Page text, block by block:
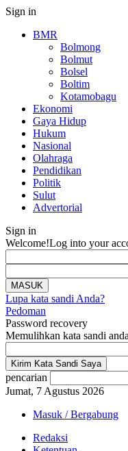
Sign in
BMR
Bolmong
Bolmut
Bolsel
Boltim
Kotamobagu
Ekonomi
Gaya Hidup
Hukum
Nasional
Olahraga
Pendidikan
Politik
Sulut
Advertorial
Sign in
Welcome!Log into your
Lupa kata sandi Anda?
Pedoman
Password recovery
Memulihkan kata sandi anda
pencarian
Jumat, 7 Agustus 2026
Masuk / Bergabung
Redaksi